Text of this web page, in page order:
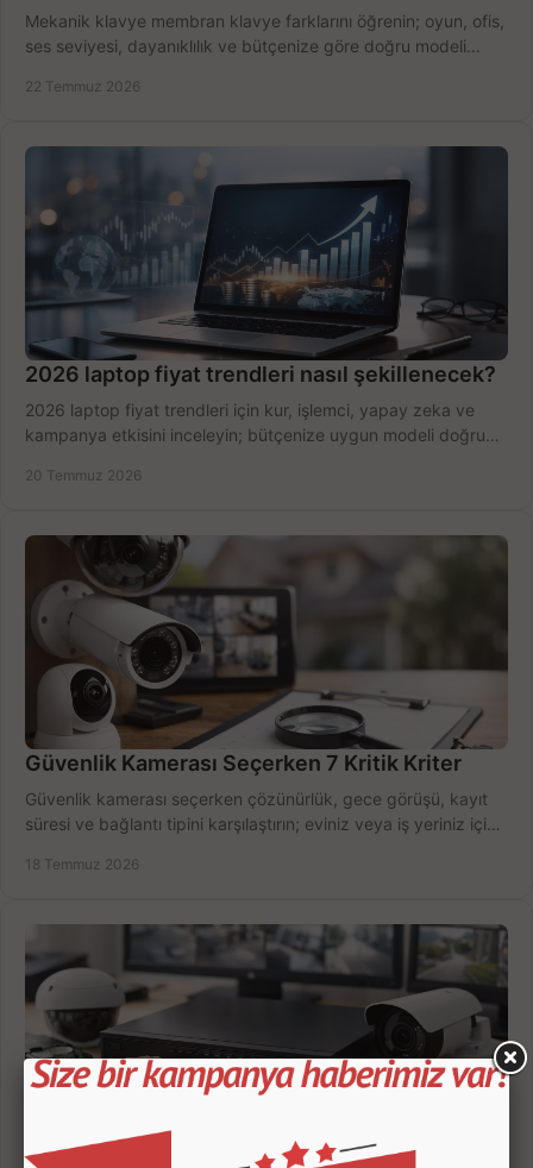
Mekanik klavye membran klavye farklarını öğrenin; oyun, ofis,
ses seviyesi, dayanıklılık ve bütçenize göre doğru modeli
22 Temmuz 2026
2026 laptop fiyat trendleri nasıl şekillenecek?
2026 laptop fiyat trendleri için kur, işlemci, yapay zeka ve
kampanya etkisini inceleyin; bütçenize uygun modeli doğru
20 Temmuz 2026
Güvenlik Kamerası Seçerken 7 Kritik Kriter
Güvenlik kamerası seçerken çözünürlük, gece görüşü, kayıt
süresi ve bağlantı tipini karşılaştırın; eviniz veya iş yeriniz için
18 Temmuz 2026
Kamera Kayıt Cihazı İncelemesi Nasıl Yapılır?